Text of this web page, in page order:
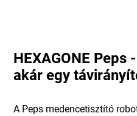
HEXAGONE Peps
akár egy
A Peps medencetisztító